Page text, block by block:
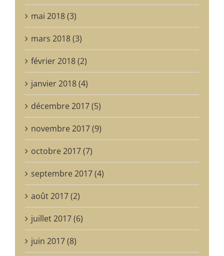
mai 2018 (3)
mars 2018 (3)
février 2018 (2)
janvier 2018 (4)
décembre 2017 (5)
novembre 2017 (9)
octobre 2017 (7)
septembre 2017 (4)
août 2017 (2)
juillet 2017 (6)
juin 2017 (8)